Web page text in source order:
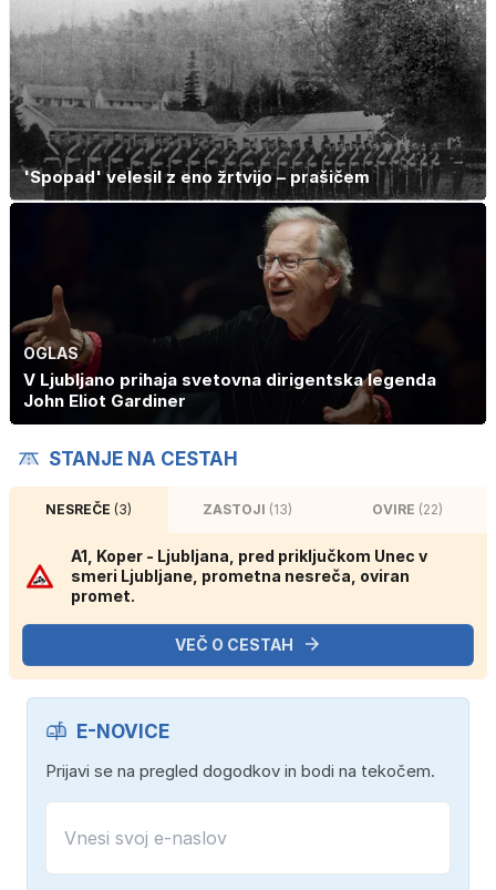
'Spopad' velesil z eno žrtvijo – prašičem
OGLAS
V Ljubljano prihaja svetovna dirigentska legenda
John Eliot Gardiner
STANJE NA CESTAH
NESREČE (3) ZASTOJI (13) OVIRE (22)
A1, Koper - Ljubljana, pred priključkom Unec v
smeri Ljubljane, prometna nesreča, oviran
promet.
VEČ O CESTAH
E-NOVICE
Prijavi se na pregled dogodkov in bodi na tekočem.